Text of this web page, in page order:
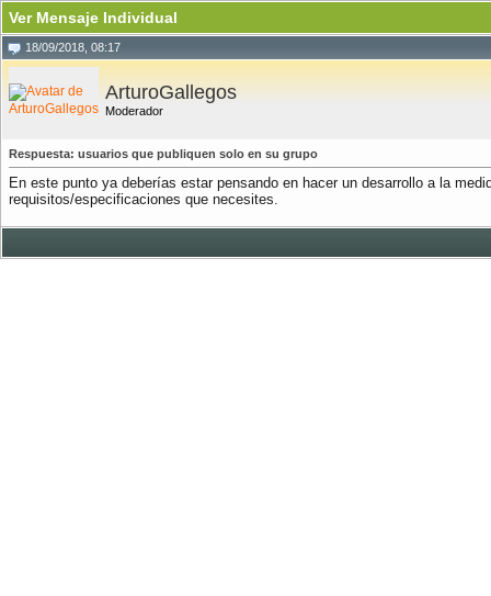
Ver Mensaje Individual
18/09/2018, 08:17
ArturoGallegos
Moderador
Respuesta: usuarios que publiquen solo en su grupo
En este punto ya deberías estar pensando en hacer un desarrollo a la
requisitos/especificaciones que necesites.